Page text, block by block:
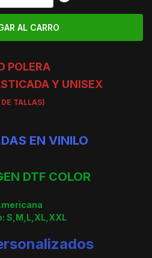
POLERA
Y UNISEX
TALLAS)
EN VINILO
DTF COLOR
S,M,L,XL,XXL